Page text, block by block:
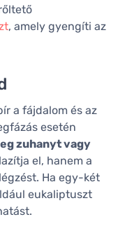
, amely gyengíti az
a fájdalom és az
esetén
zuhanyt vagy
el, hanem a
Ha egy-két
eukaliptuszt